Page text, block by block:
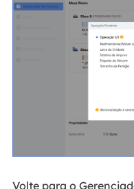
Volte para o